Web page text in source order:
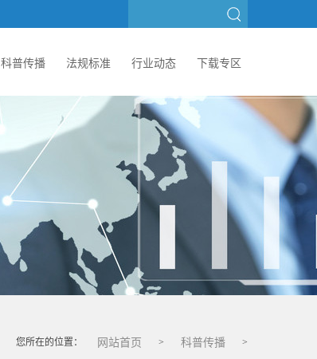
科普传播 法规标准 行业动态 下载专区
您所在的位置： 网站首页 > 科普传播 >